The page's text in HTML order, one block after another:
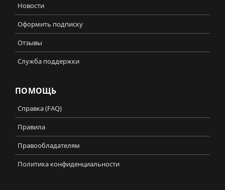
Новости
Оформить подписку
Отзывы
Служба поддержки
ПОМОЩЬ
Справка (FAQ)
Правила
Правообладателям
Политика конфиденциальности